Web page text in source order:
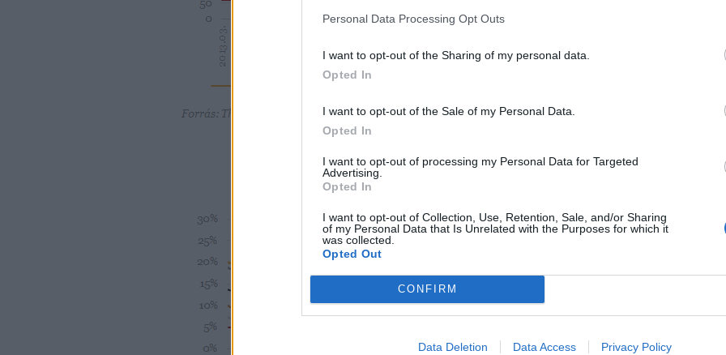
Personal Data Processing Opt Outs
I want to opt-out of the Sharing of my personal data.
Opted In
I want to opt-out of the Sale of my Personal Data.
Opted In
I want to opt-out of processing my Personal Data for Targeted
Advertising.
Opted In
I want to opt-out of Collection, Use, Retention, Sale, and/or Sharing
of my Personal Data that Is Unrelated with the Purposes for which it
was collected.
Opted Out
CONFIRM
Data Deletion Data Access Privacy Policy